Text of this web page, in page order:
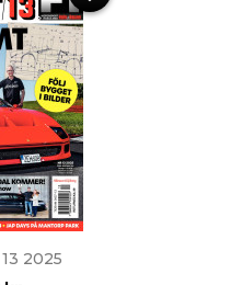
2025